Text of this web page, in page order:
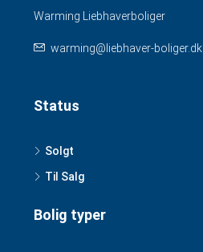
Warming Liebhaverboliger
warming@liebhaver-boliger.dk
Status
Solgt
Til Salg
Bolig typer